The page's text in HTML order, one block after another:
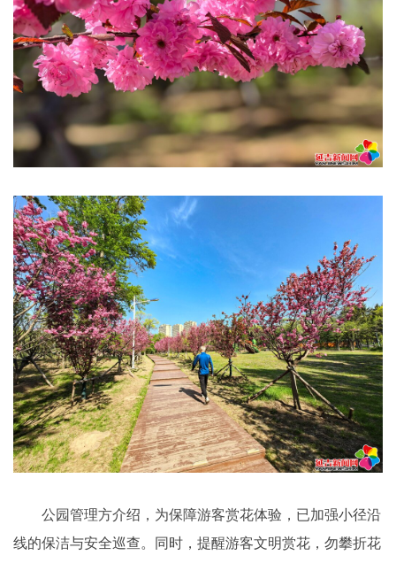
公园管理方介绍，为保障游客赏花体验，已加强小径沿
线的保洁与安全巡查。同时，提醒游客文明赏花，勿攀折花